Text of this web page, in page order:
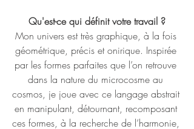
Qu'est-ce qui définit votre travail ?
Mon univers est très graphique, à la fois
géométrique, précis et onirique. Inspirée
par les formes parfaites que l’on retrouve
dans la nature du microcosme au
cosmos, je joue avec ce langage abstrait
en manipulant, détournant, recomposant
ces formes, à la recherche de l’harmonie,